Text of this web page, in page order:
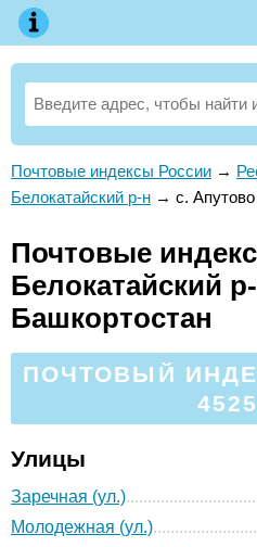
Почтовые индексы России →
Белокатайский р-н → с. Апутово
Почтовые
Белокатайский
Башкортостан
ПОЧТОВЫЙ
Улицы
Заречная (ул.)
Молодежная (ул.)